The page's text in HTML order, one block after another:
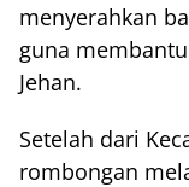
menyerahkan
guna
Jehan.
Setelah dari
rombongan